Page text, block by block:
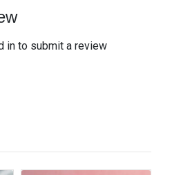
in to submit a review